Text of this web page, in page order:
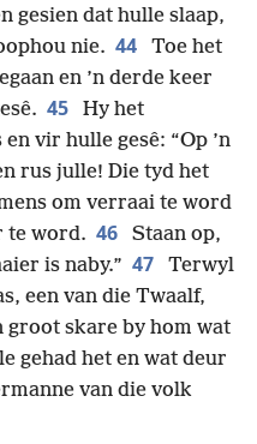
gesien dat hulle slaap,
nie. 44
Toe het
en ’n derde keer
45
Hy het
vir hulle gesê: “Op ’n
rus julle! Die tyd het
om verraai te word
te word. 46
Staan op,
is naby.” 47
Terwyl
een van die Twaalf,
groot skare by hom wat
gehad het en wat deur
van die volk